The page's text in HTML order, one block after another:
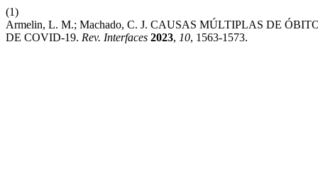
(1)
Armelin, L. M.; Machado, C. J. CAUSAS MÚLTIPLAS DE
DE COVID-19. Rev. Interfaces 2023, 10, 1563-1573.